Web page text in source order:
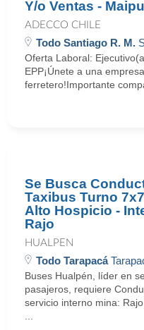
Y/o Ventas - Maipu
ADECCO CHILE
Todo Santiago R. M.
Oferta Laboral:
EPP¡Únete a una
ferretero!Importante
Se Busca
Taxibus Turno
Alto Hospicio -
Rajo
HUALPEN
Todo Tarapacá
Buses Hualpén, líder en
pasajeros, requiere
servicio interno mina: